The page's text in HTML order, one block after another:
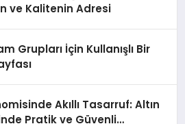
ve Kalitenin Adresi
Grupları İçin Kullanışlı Bir
Akıllı Tasarruf: Altın
Pratik ve Güvenli